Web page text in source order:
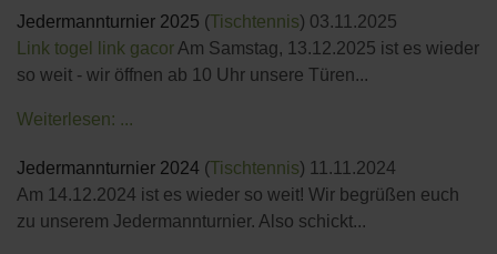
Jedermannturnier 2025 (Tischtennis) 03.11.2025
Link togel
link gacor Am Samstag, 13.12.2025 ist es wieder
so weit - wir öffnen ab 10 Uhr unsere Türen...
Weiterlesen: ...
Jedermannturnier 2024 (Tischtennis) 11.11.2024
Am 14.12.2024 ist es wieder so weit! Wir begrüßen euch
zu unserem Jedermannturnier. Also schickt...